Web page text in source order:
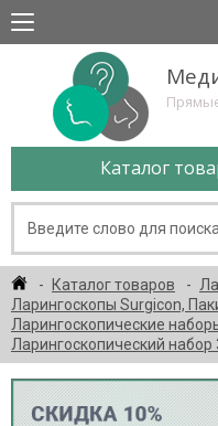
Каталог
Каталог товаров
Ларингоскопы Surgicon,
Ларингоскопические
Ларингоскопический набор